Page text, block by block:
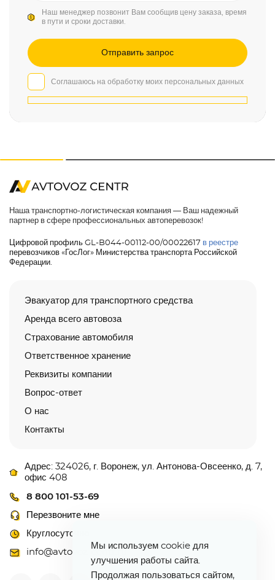
Наш менеджер позвонит Вам сообщив цену заказа, время
в пути и сроки доставки.
Соглашаюсь на обработку моих персональных данных
Наша транспортно-логистическая компания — Ваш надежный
партнер в сфере профессиональных автоперевозок!
Цифровой профиль GL-B044-00112-00/00022617 в реестре
перевозчиков «ГосЛог» Министерства транспорта Российской
Федерации.
Эвакуатор для транспортного средства
Аренда всего автовоза
Страхование автомобиля
Ответственное хранение
Реквизиты компании
Вопрос-ответ
О нас
Контакты
Адрес: 324026, г. Воронеж, ул. Антонова-Овсеенко, д. 7,
офис 408
8 800 101-53-69
Перезвоните мне
Круглосуточно
info@avtovoz-centr.ru
Мы используем cookie для
улучшения работы сайта.
Продолжая пользоваться сайтом,